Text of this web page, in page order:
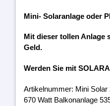
Mini- Solaranlage oder
Mit dieser tollen Anlage
Geld.
Werden Sie mit
Artikelnummer: Mini Solar
670 Watt Balkonanlage